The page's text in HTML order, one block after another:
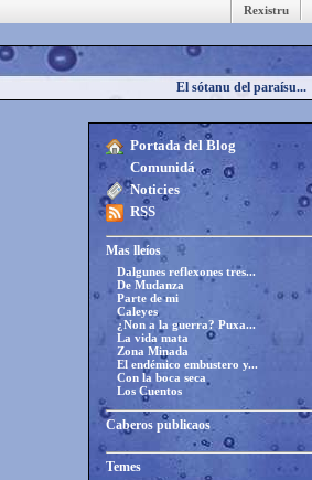
Rexistru
El sótanu del paraísu...
Portada del Blog
Comunidá
Noticies
RSS
Mas lleíos
Dalgunes reflexones tres...
De Mudanza
Parte de mi
Caleyes
¿Non a la guerra? Puxa...
La vida mata
Zona Minada
El endémico embustero y...
Con la boca seca
Los Cuentos
Caberos publicaos
Temes